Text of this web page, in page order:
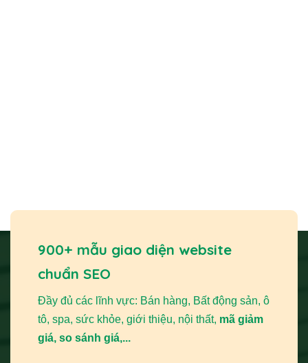
900+ mẫu giao diện website
chuẩn SEO
Đầy đủ các lĩnh vực: Bán hàng, Bất động sản, ô
tô, spa, sức khỏe, giới thiệu, nội thất, mã giảm
giá, so sánh giá,...